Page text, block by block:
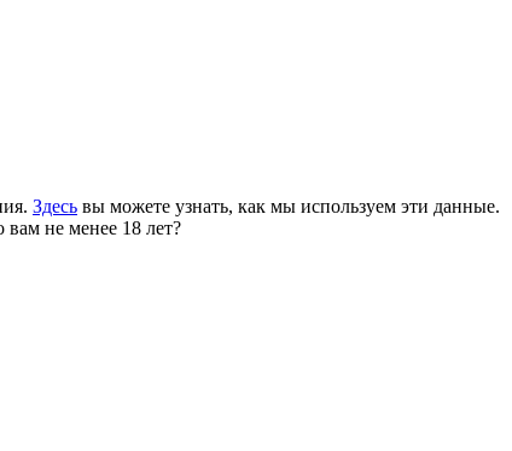
Здесь вы можете узнать, как мы используем эти данные.
вам не менее 18 лет?